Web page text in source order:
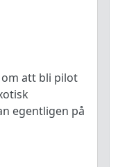
att bli pilot
egentligen på